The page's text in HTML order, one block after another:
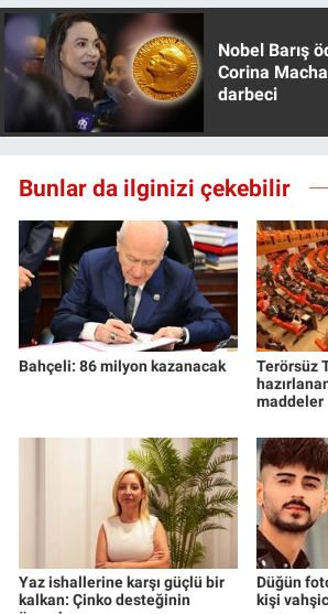
Nobel Barış
Corina
darbeci
Bunlar da ilginizi çekebilir
Bahçeli: 86 milyon kazanacak
Terörsüz
maddeler
Yaz ishallerine karşı güçlü bir
kalkan: Çinko desteğinin
Düğün
kişi
Türkiye'nin Gündemi
Yerel Gündem
Yerel Yaşam
Canlı Yayın